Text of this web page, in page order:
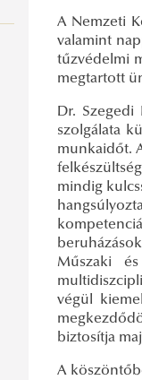
A Nemzeti
valamint
tűzvédelmi
megtartott
Dr. Szegedi
szolgálata
munkaidőt.
mindig
Műszaki
végül
biztosítja
A